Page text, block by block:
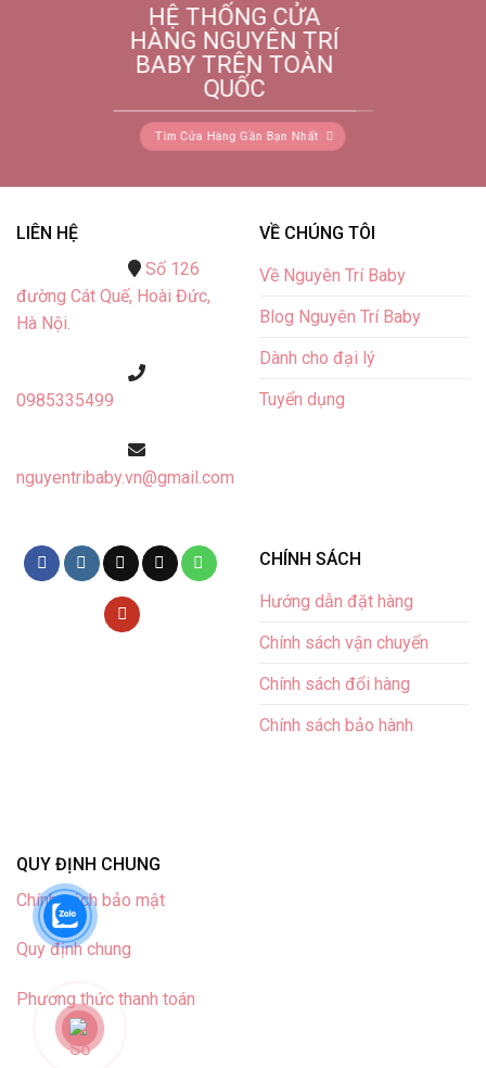
HỆ THỐNG CỬA
HÀNG NGUYÊN TRÍ
BABY TRÊN TOÀN
QUỐC
Tìm Cửa Hàng Gần Bạn Nhất
LIÊN HỆ
Số 126
đường Cát Quế, Hoài Đức,
Hà Nội.
0985335499
nguyentribaby.vn@gmail.com
VỀ CHÚNG TÔI
Về Nguyên Trí Baby
Blog Nguyên Trí Baby
Dành cho đại lý
Tuyển dụng
CHÍNH SÁCH
Hướng dẫn đặt hàng
Chính sách vận chuyển
Chính sách đổi hàng
Chính sách bảo hành
QUY ĐỊNH CHUNG
Chính sách bảo mật
Quy định chung
Phương thức thanh toán